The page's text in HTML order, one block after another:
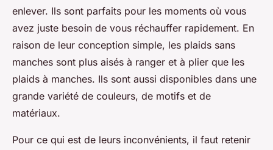
enlever. Ils sont parfaits pour les moments où vous
avez juste besoin de vous réchauffer rapidement. En
raison de leur conception simple, les plaids sans
manches sont plus aisés à ranger et à plier que les
plaids à manches. Ils sont aussi disponibles dans une
grande variété de couleurs, de motifs et de
matériaux.
Pour ce qui est de leurs inconvénients, il faut retenir